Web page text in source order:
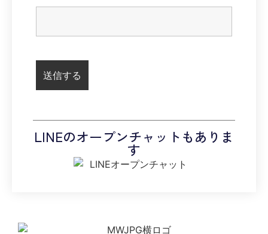
LINEのオープンチャットもありま
す